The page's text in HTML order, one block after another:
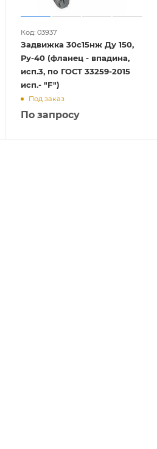
Код: 03937
Задвижка 30с15нж Ду 150,
Ру-40 (фланец - впадина,
исп.3, по ГОСТ 33259-2015
исп.- "F")
Под заказ
По запросу